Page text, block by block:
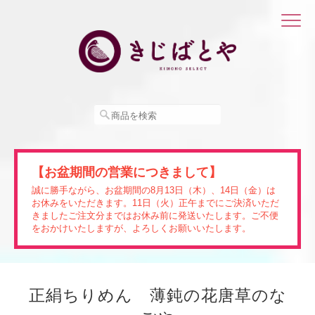
【お盆期間の営業につきまして】
誠に勝手ながら、お盆期間の8月13日（木）、14日（金）は
お休みをいただきます。11日（火）正午までにご決済いただ
きましたご注文分まではお休み前に発送いたします。ご不便
をおかけいたしますが、よろしくお願いいたします。
正絹ちりめん 薄鈍の花唐草のな